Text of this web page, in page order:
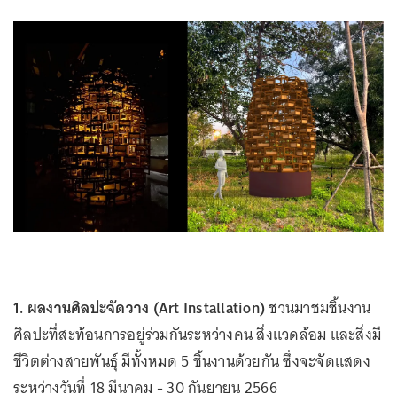
1. ผลงานศิลปะจัดวาง (Art Installation)ชวนมาชมชิ้นงาน
ศิลปะที่สะท้อนการอยู่ร่วมกันระหว่างคน สิ่งแวดล้อม และสิ่งมี
ชีวิตต่างสายพันธุ์ มีทั้งหมด 5 ชิ้นงานด้วยกัน ซึ่งจะจัดแสดง
ระหว่างวันที่ 18 มีนาคม - 30 กันยายน 2566